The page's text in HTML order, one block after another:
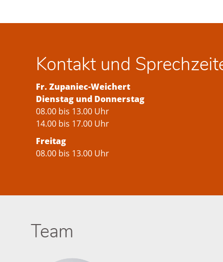
Kontakt und
Fr. Zupaniec-Weichert
Dienstag und Donnerstag
08.00 bis 13.00 Uhr
14.00 bis 17.00 Uhr
Freitag
08.00 bis 13.00 Uhr
Team